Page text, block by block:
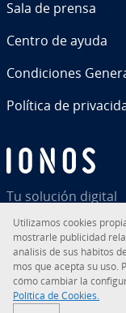
Tu solución digital
Sala de prensa
Centro de ayuda
Co­n­di­cio­nes
Política de
© 2026IONOS Inc.
RSS LinkedIn
Uti­li­za­mos cookies
mostrarle pu­bli­ci­dad
análisis de sus hábitos
mos que acepta su uso.
cómo cambiar la
Política de Cookies.